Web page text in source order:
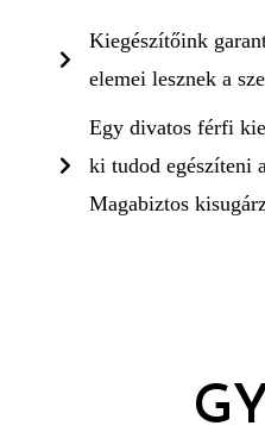
Kiegészítőink
elemei lesznek a
Egy divatos férfi
ki tudod egészíteni
Magabiztos